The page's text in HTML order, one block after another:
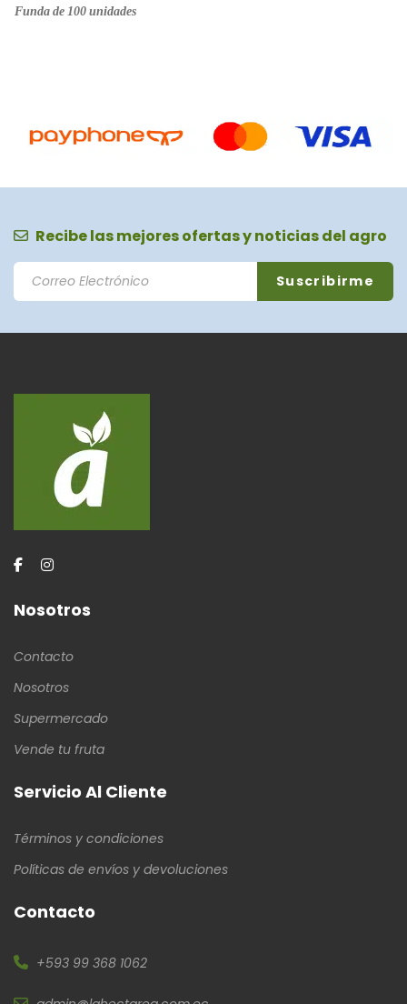
Funda de 100 unidades
Recibe las mejores ofertas y noticias del agro
Nosotros
Contacto
Nosotros
Supermercado
Vende tu fruta
Servicio Al Cliente
Términos y condiciones
Políticas de envíos y devoluciones
Contacto
+593 99 368 1062